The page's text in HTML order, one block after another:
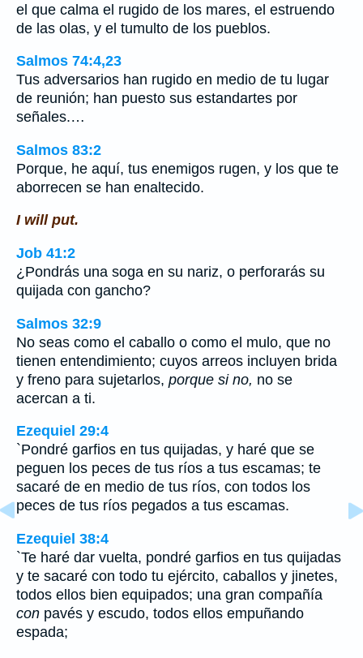
el que calma el rugido de los mares, el estruendo
de las olas, y el tumulto de los pueblos.
Salmos 74:4,23
Tus adversarios han rugido en medio de tu lugar
de reunión; han puesto sus estandartes por
señales.…
Salmos 83:2
Porque, he aquí, tus enemigos rugen, y los que te
aborrecen se han enaltecido.
I will put.
Job 41:2
¿Pondrás una soga en su nariz, o perforarás su
quijada con gancho?
Salmos 32:9
No seas como el caballo o como el mulo, que no
tienen entendimiento; cuyos arreos incluyen brida
y freno para sujetarlos, porque si no, no se
acercan a ti.
Ezequiel 29:4
`Pondré garfios en tus quijadas, y haré que se
peguen los peces de tus ríos a tus escamas; te
sacaré de en medio de tus ríos, con todos los
peces de tus ríos pegados a tus escamas.
Ezequiel 38:4
`Te haré dar vuelta, pondré garfios en tus quijadas
y te sacaré con todo tu ejército, caballos y jinetes,
todos ellos bien equipados; una gran compañía
con pavés y escudo, todos ellos empuñando
espada;